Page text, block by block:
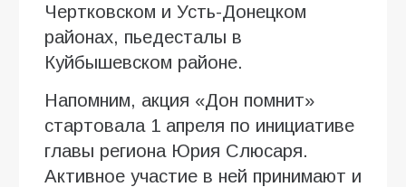
Чертковском и Усть-Донецком
районах, пьедесталы в
Куйбышевском районе.
Напомним, акция «Дон помнит»
стартовала 1 апреля по инициативе
главы региона Юрия Слюсаря.
Активное участие в ней принимают и